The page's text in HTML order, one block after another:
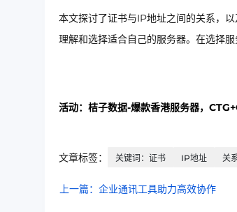
本文探讨了证书与IP地址之间的关系，
理解和选择适合自己的服务器。在选择
活动：桔子数据-爆款香港服务器，
文章标签： 关键词：证书 IP地址 关
上一篇：企业通讯工具助力高效协作